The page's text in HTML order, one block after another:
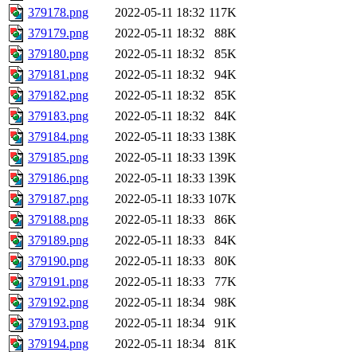
379178.png
2022-05-11 18:32 117K
379179.png
2022-05-11 18:32
88K
379180.png
2022-05-11 18:32
85K
379181.png
2022-05-11 18:32
94K
379182.png
2022-05-11 18:32
85K
379183.png
2022-05-11 18:32
84K
379184.png
2022-05-11 18:33 138K
379185.png
2022-05-11 18:33 139K
379186.png
2022-05-11 18:33 139K
379187.png
2022-05-11 18:33 107K
379188.png
2022-05-11 18:33
86K
379189.png
2022-05-11 18:33
84K
379190.png
2022-05-11 18:33
80K
379191.png
2022-05-11 18:33
77K
379192.png
2022-05-11 18:34
98K
379193.png
2022-05-11 18:34
91K
379194.png
2022-05-11 18:34
81K